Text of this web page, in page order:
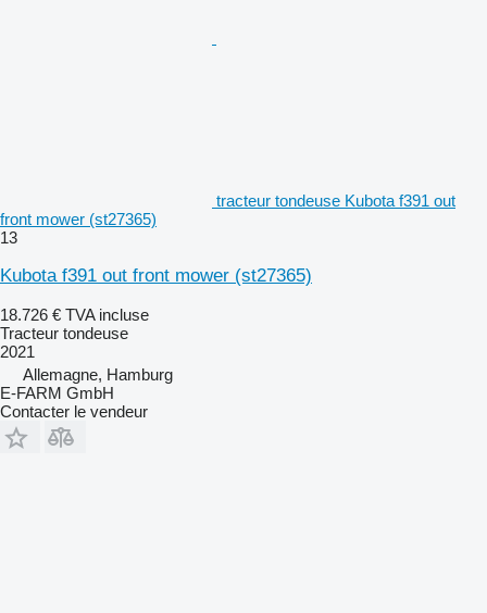
tracteur tondeuse Kubota f391 out
front mower (st27365)
13
Kubota f391 out front mower (st27365)
18.726 € TVA incluse
Tracteur tondeuse
2021
Allemagne, Hamburg
E-FARM GmbH
Contacter le vendeur